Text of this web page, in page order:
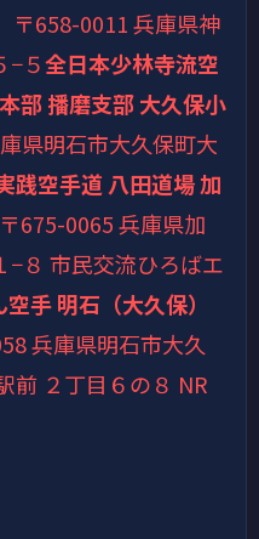
〒658-0011 兵庫県神
−５全日本少林寺流空
部 播磨支部 大久保小
県明石市大久保町大
践空手道 八田道場 加
675-0065 兵庫県加
８ 市民交流ひろばエ
手 明石（大久保）
兵庫県明石市大久
前 ２丁目６の８ NR